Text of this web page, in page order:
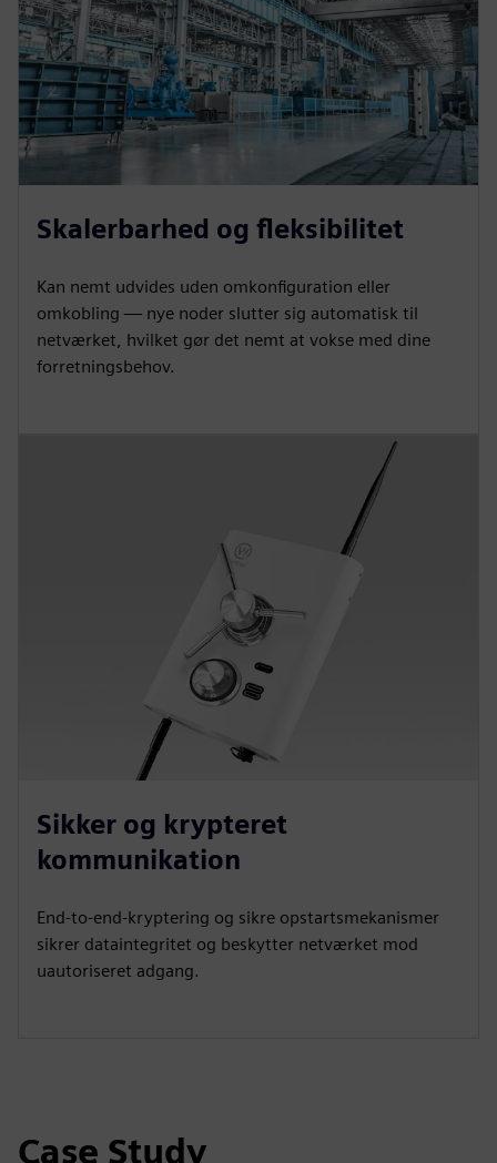
Skalerbarhed og fleksibilitet
Kan nemt udvides uden omkonfiguration eller
omkobling — nye noder slutter sig automatisk til
netværket, hvilket gør det nemt at vokse med dine
forretningsbehov.
Sikker og krypteret
kommunikation
End-to-end-kryptering og sikre opstartsmekanismer
sikrer dataintegritet og beskytter netværket mod
uautoriseret adgang.
Case Study